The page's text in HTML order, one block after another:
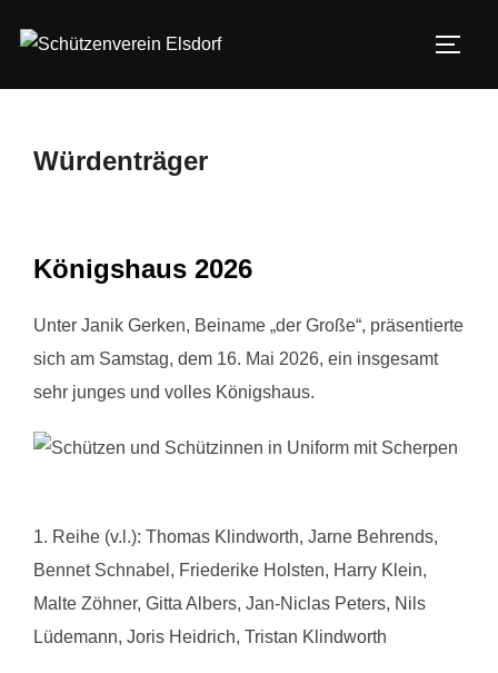
Inhalt
Würdenträger
Königshaus 2026
Unter Janik Gerken, Beiname „der Große“, präsentierte
sich am Samstag, dem 16. Mai 2026, ein insgesamt
sehr junges und volles Königshaus.
1. Reihe (v.l.): Thomas Klindworth, Jarne Behrends,
Bennet Schnabel, Friederike Holsten, Harry Klein,
Malte Zöhner, Gitta Albers, Jan-Niclas Peters, Nils
Lüdemann, Joris Heidrich, Tristan Klindworth